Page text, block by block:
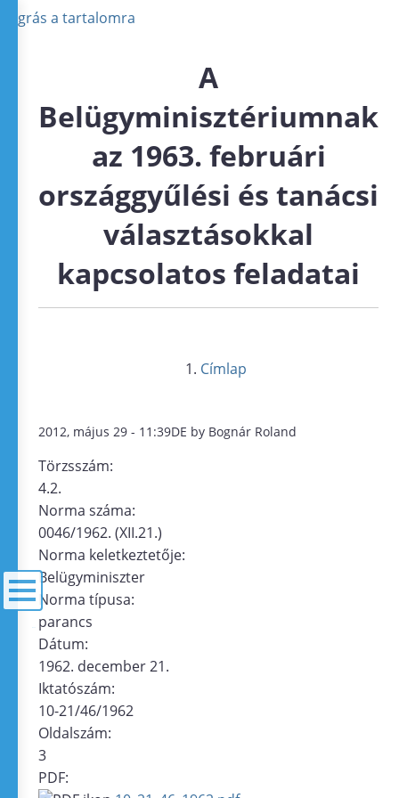
Ugrás a tartalomra
A
Belügyminisztériumnak
az 1963. februári
országgyűlési és tanácsi
választásokkal
kapcsolatos feladatai
Címlap
2012, május 29 - 11:39DE by Bognár Roland
Törzsszám:
4.2.
Norma száma:
0046/1962. (XII.21.)
Norma keletkeztetője:
Belügyminiszter
Norma típusa:
parancs
Dátum:
1962. december 21.
Iktatószám:
10-21/46/1962
Oldalszám:
3
PDF: